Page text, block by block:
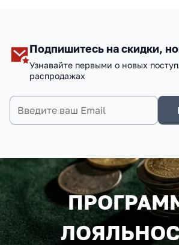
Подпишитесь на скидки,
Узнавайте первыми о новых
распродажах